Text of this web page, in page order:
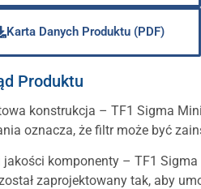
Karta Danych Produktu (PDF)
Produktu
konstrukcja – TF1 Sigma
oznacza, że filtr może być
jakości komponenty – TF1
zaprojektowany tak, aby